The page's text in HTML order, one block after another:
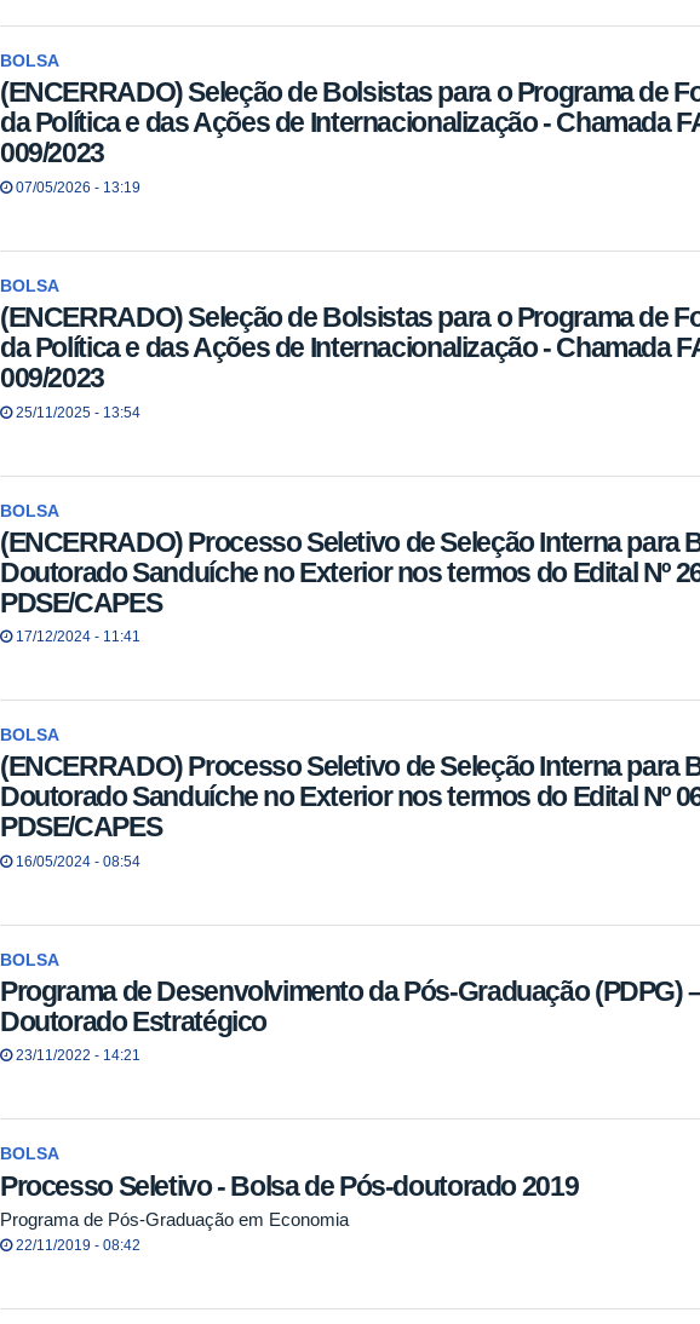
BOLSA
(ENCERRADO) Seleção de Bolsistas para o Programa de
da Política e das Ações de Internacionalização - Chamada
009/2023
07/05/2026 - 13:19
BOLSA
(ENCERRADO) Seleção de Bolsistas para o Programa de
da Política e das Ações de Internacionalização - Chamada
009/2023
25/11/2025 - 13:54
BOLSA
(ENCERRADO) Processo Seletivo de Seleção Interna para
Doutorado Sanduíche no Exterior nos termos do Edital Nº
PDSE/CAPES
17/12/2024 - 11:41
BOLSA
(ENCERRADO) Processo Seletivo de Seleção Interna para
Doutorado Sanduíche no Exterior nos termos do Edital Nº
PDSE/CAPES
16/05/2024 - 08:54
BOLSA
Programa de Desenvolvimento da Pós-Graduação (PDPG)
Doutorado Estratégico
23/11/2022 - 14:21
BOLSA
Processo Seletivo - Bolsa de Pós-doutorado 2019
Programa de Pós-Graduação em Economia
22/11/2019 - 08:42